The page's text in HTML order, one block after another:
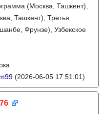
(Москва, Ташкент),
Ташкент), Третья
Фрунзе), Узбекское
(2026-06-05 17:51:01)